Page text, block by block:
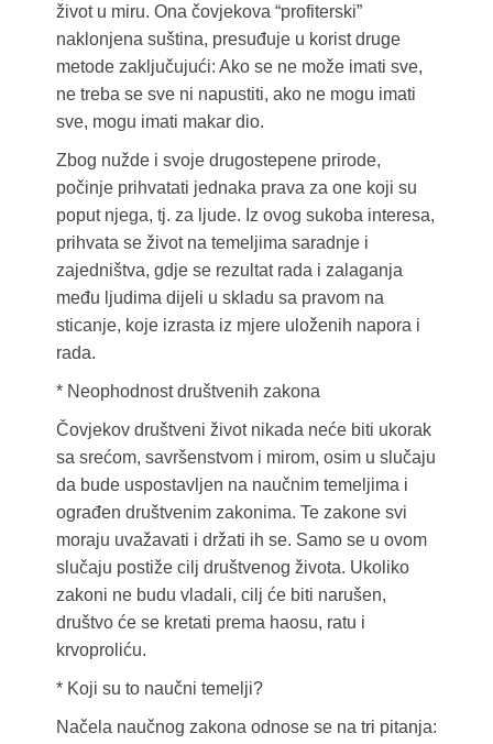
život u miru. Ona čovjekova “profiterski”
naklonjena suština, presuđuje u korist druge
metode zaključujući: Ako se ne može imati sve,
ne treba se sve ni napustiti, ako ne mogu imati
sve, mogu imati makar dio.
Zbog nužde i svoje drugostepene prirode,
počinje prihvatati jednaka prava za one koji su
poput njega, tj. za ljude. Iz ovog sukoba interesa,
prihvata se život na temeljima saradnje i
zajedništva, gdje se rezultat rada i zalaganja
među ljudima dijeli u skladu sa pravom na
sticanje, koje izrasta iz mjere uloženih napora i
rada.
* Neophodnost društvenih zakona
Čovjekov društveni život nikada neće biti ukorak
sa srećom, savršenstvom i mirom, osim u slučaju
da bude uspostavljen na naučnim temeljima i
ograđen društvenim zakonima. Te zakone svi
moraju uvažavati i držati ih se. Samo se u ovom
slučaju postiže cilj društvenog života. Ukoliko
zakoni ne budu vladali, cilj će biti narušen,
društvo će se kretati prema haosu, ratu i
krvoproliću.
* Koji su to naučni temelji?
Načela naučnog zakona odnose se na tri pitanja: